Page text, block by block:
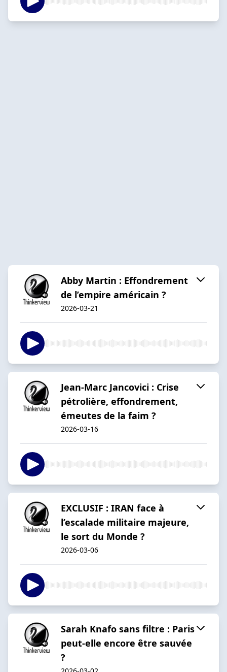
Abby Martin : Effondrement
de l’empire américain ?
2026-03-21
Jean-Marc Jancovici : Crise
pétrolière, effondrement,
émeutes de la faim ?
2026-03-16
EXCLUSIF : IRAN face à
l’escalade militaire majeure,
le sort du Monde ?
2026-03-06
Sarah Knafo sans filtre : Paris
peut-elle encore être sauvée
?